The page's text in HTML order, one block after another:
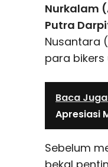
Nurkalam
Putra
Nusantara
para
Baca
Apresiasi
Sebelum